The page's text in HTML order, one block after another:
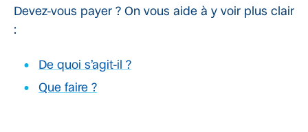
Devez-vous payer ? On vous aide à y voir plus clair
:
De quoi s’agit-il ?
Que faire ?